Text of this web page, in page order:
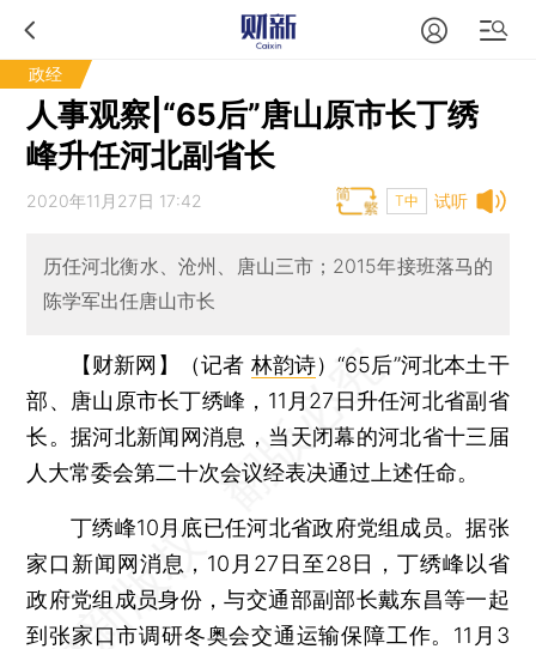
政经
人事观察|“65后”唐山原市长丁绣
峰升任河北副省长
试听
2020年11月27日 17:42 T中
历任河北衡水、沧州、唐山三市；2015年接班落马的
陈学军出任唐山市长
【财新网】（记者 林韵诗）“65后”河北本土干
部、唐山原市长丁绣峰，11月27日升任河北省副省
长。据河北新闻网消息，当天闭幕的河北省十三届
人大常委会第二十次会议经表决通过上述任命。
丁绣峰10月底已任河北省政府党组成员。据张
家口新闻网消息，10月27日至28日，丁绣峰以省
政府党组成员身份，与交通部副部长戴东昌等一起
到张家口市调研冬奥会交通运输保障工作。11月3